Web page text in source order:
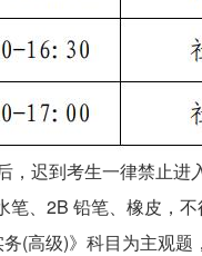
迟到考生一律禁止进
、2B 铅笔、橡皮，不
(高级)》科目为主观